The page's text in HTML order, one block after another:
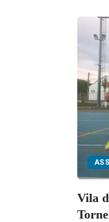
Vila